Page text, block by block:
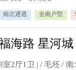
南北通透 全南户型
室2厅1卫 | / 毛坯 / 南